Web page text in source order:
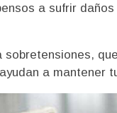
a sufrir
a mantener